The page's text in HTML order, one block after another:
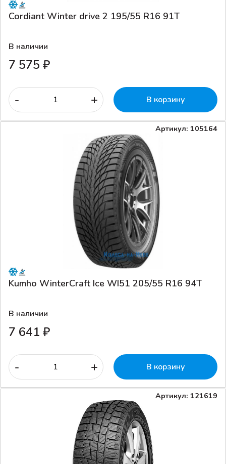
Cordiant Winter drive 2 195/55 R16 91T
В наличии
7 575 ₽
- + В корзину
Артикул: 105164
Kumho WinterCraft Ice WI51 205/55 R16 94T
В наличии
7 641 ₽
- + В корзину
Артикул: 121619